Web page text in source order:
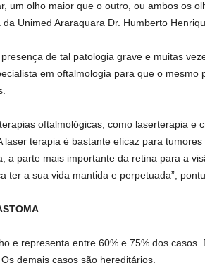
um olho maior que o outro, ou ambos os
Unimed Araraquara Dr. Humberto
de tal patologia grave e muitas
em oftalmologia para que o mesmo
oftalmológicas, como laserterapia e
laser terapia é bastante eficaz para
a parte mais importante da retina para a
ter a sua vida mantida e perpetuada”,
e representa entre 60% e 75% dos casos.
demais casos são hereditários.